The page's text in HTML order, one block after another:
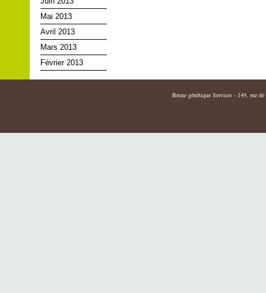
Mai 2013
Avril 2013
Mars 2013
Février 2013
Brune génétique Services - 149, rue